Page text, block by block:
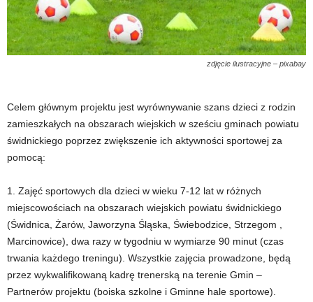
zdjęcie ilustracyjne – pixabay
Celem głównym projektu jest wyrównywanie szans dzieci z rodzin
zamieszkałych na obszarach wiejskich w sześciu gminach powiatu
świdnickiego poprzez zwiększenie ich aktywności sportowej za
pomocą:
1. Zajęć sportowych dla dzieci w wieku 7-12 lat w różnych
miejscowościach na obszarach wiejskich powiatu świdnickiego
(Świdnica, Żarów, Jaworzyna Śląska, Świebodzice, Strzegom ,
Marcinowice), dwa razy w tygodniu w wymiarze 90 minut (czas
trwania każdego treningu). Wszystkie zajęcia prowadzone, będą
przez wykwalifikowaną kadrę trenerską na terenie Gmin –
Partnerów projektu (boiska szkolne i Gminne hale sportowe).